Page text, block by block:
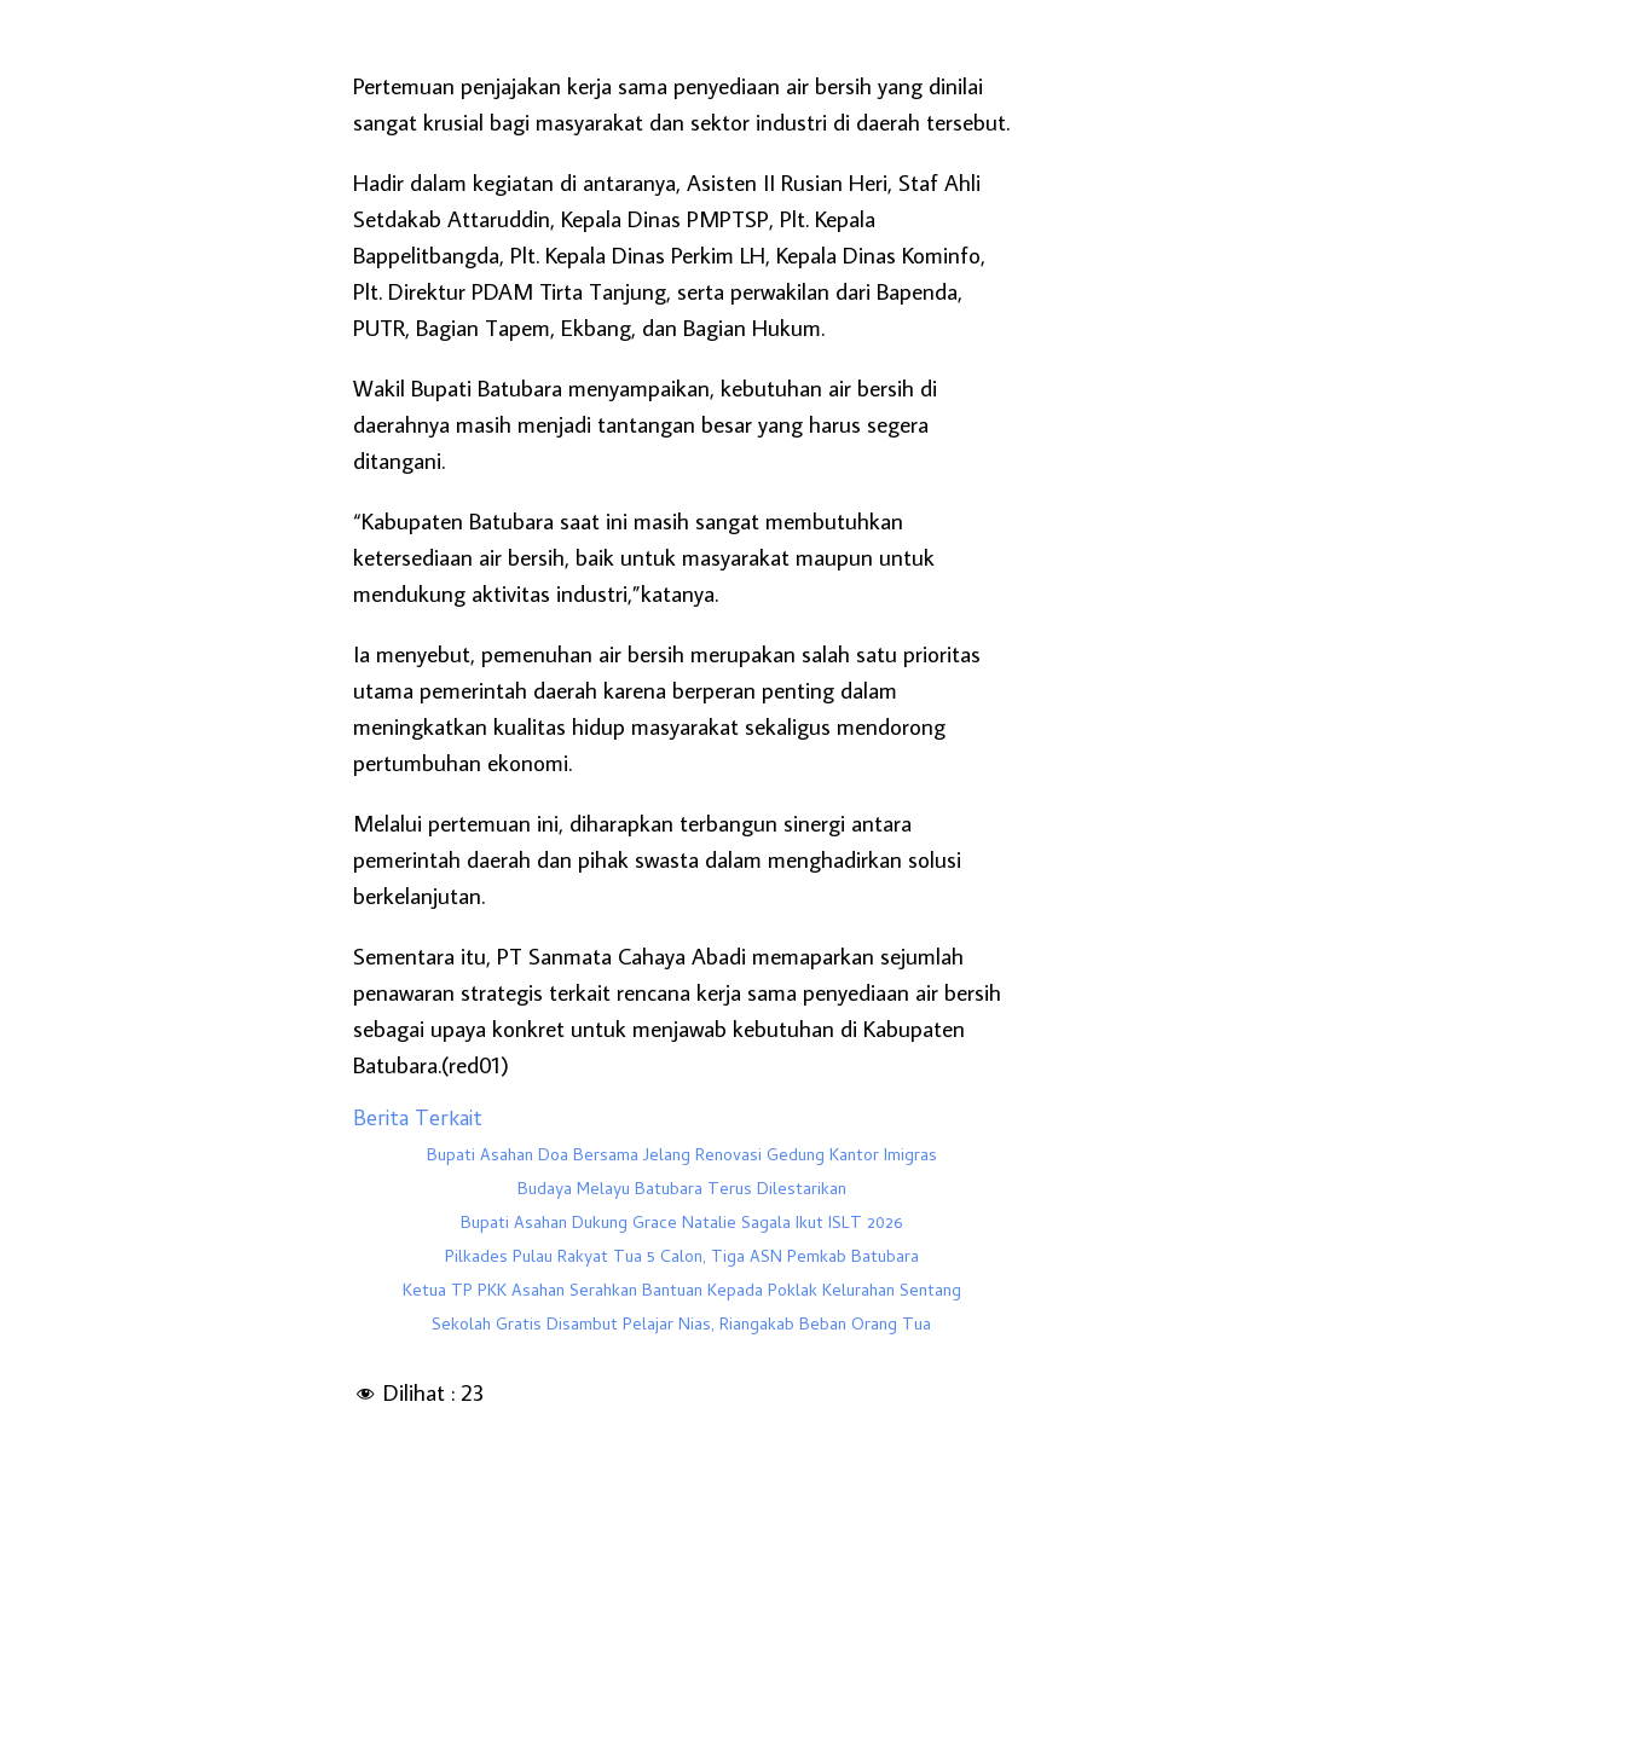
Pertemuan penjajakan kerja sama penyediaan air bersih yang dinilai
sangat krusial bagi masyarakat dan sektor industri di daerah tersebut.
Hadir dalam kegiatan di antaranya, Asisten II Rusian Heri, Staf Ahli
Setdakab Attaruddin, Kepala Dinas PMPTSP, Plt. Kepala
Bappelitbangda, Plt. Kepala Dinas Perkim LH, Kepala Dinas Kominfo,
Plt. Direktur PDAM Tirta Tanjung, serta perwakilan dari Bapenda,
PUTR, Bagian Tapem, Ekbang, dan Bagian Hukum.
Wakil Bupati Batubara menyampaikan, kebutuhan air bersih di
daerahnya masih menjadi tantangan besar yang harus segera
ditangani.
“Kabupaten Batubara saat ini masih sangat membutuhkan
ketersediaan air bersih, baik untuk masyarakat maupun untuk
mendukung aktivitas industri,”katanya.
Ia menyebut, pemenuhan air bersih merupakan salah satu prioritas
utama pemerintah daerah karena berperan penting dalam
meningkatkan kualitas hidup masyarakat sekaligus mendorong
pertumbuhan ekonomi.
Melalui pertemuan ini, diharapkan terbangun sinergi antara
pemerintah daerah dan pihak swasta dalam menghadirkan solusi
berkelanjutan.
Sementara itu, PT Sanmata Cahaya Abadi memaparkan sejumlah
penawaran strategis terkait rencana kerja sama penyediaan air bersih
sebagai upaya konkret untuk menjawab kebutuhan di Kabupaten
Batubara.(red01)
Berita Terkait
Bupati Asahan Doa Bersama Jelang Renovasi Gedung Kantor Imigras
Budaya Melayu Batubara Terus Dilestarikan
Bupati Asahan Dukung Grace Natalie Sagala Ikut ISLT 2026
Pilkades Pulau Rakyat Tua 5 Calon, Tiga ASN Pemkab Batubara
Ketua TP PKK Asahan Serahkan Bantuan Kepada Poklak Kelurahan Sentang
Sekolah Gratis Disambut Pelajar Nias, Riangakab Beban Orang Tua
Dilihat : 23